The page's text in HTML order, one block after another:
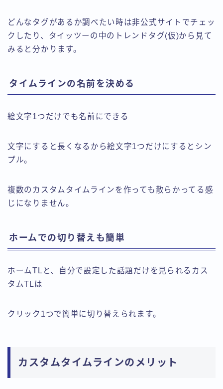
どんなタグがあるか調べたい時は非公式サイトでチェッ
クしたり、タイッツーの中のトレンドタグ(仮)から見て
みると分かります。
タイムラインの名前を決める
絵文字1つだけでも名前にできる
文字にすると長くなるから絵文字1つだけにするとシン
プル。
複数のカスタムタイムラインを作っても散らかってる感
じになりません。
ホームでの切り替えも簡単
ホームTLと、自分で設定した話題だけを見られるカス
タムTLは
クリック1つで簡単に切り替えられます。
カスタムタイムラインのメリット